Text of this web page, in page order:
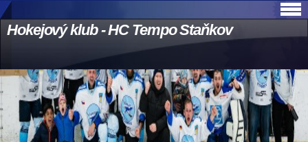
Hokejový klub - HC Tempo Staňkov